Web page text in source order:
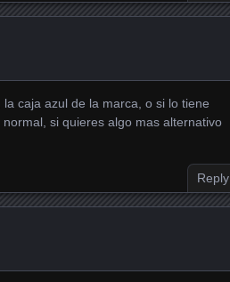
caja azul de la marca, o si lo tiene
si quieres algo mas alternativo
Reply